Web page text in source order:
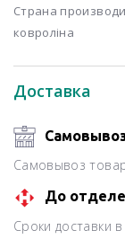
Доставка
Самовывоз
До
Сроки доставки
Страна
ковроліна